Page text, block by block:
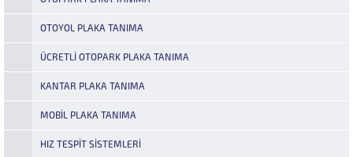
OTOYOL PLAKA TANIMA
ÜCRETLI OTOPARK PLAKA TANIMA
KANTAR PLAKA TANIMA
MOBIL PLAKA TANIMA
HIZ TESPIT SISTEMLERI